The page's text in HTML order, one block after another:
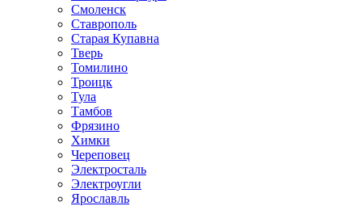
Смоленск
Ставрополь
Старая Купавна
Тверь
Томилино
Троицк
Тула
Тамбов
Фрязино
Химки
Череповец
Электросталь
Электроугли
Ярославль